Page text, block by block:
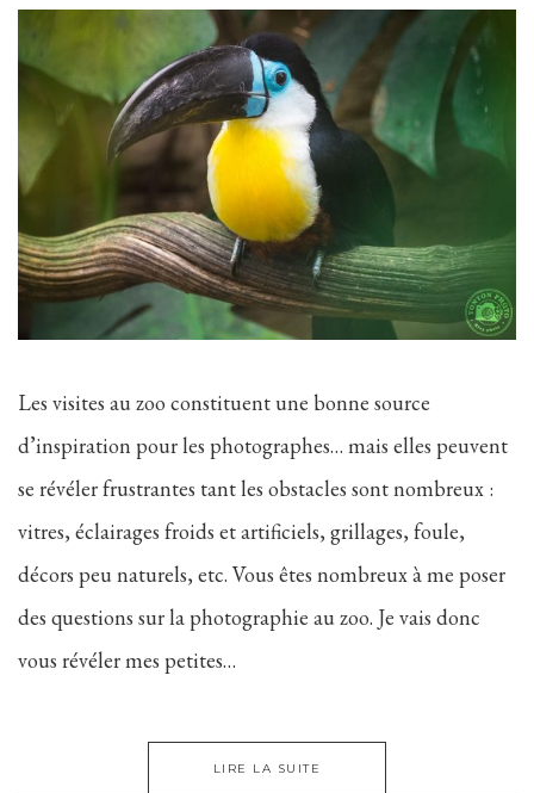
Les visites au zoo constituent une bonne source
d’inspiration pour les photographes… mais elles peuvent
se révéler frustrantes tant les obstacles sont nombreux :
vitres, éclairages froids et artificiels, grillages, foule,
décors peu naturels, etc. Vous êtes nombreux à me poser
des questions sur la photographie au zoo. Je vais donc
vous révéler mes petites…
LIRE LA SUITE